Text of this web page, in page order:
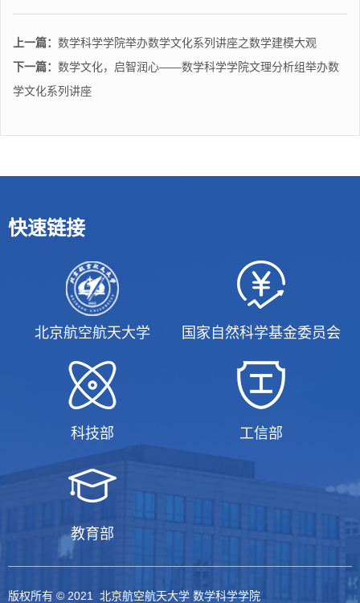
上一篇： 数学科学学院举办数学文化系列讲座之数学建模大观
下一篇： 数学文化，启智润心——数学科学学院文理分析组举办数
学文化系列讲座
快速链接
北京航空航天大学 国家自然科学基金委员会
科技部 工信部
教育部
版权所有 © 2021 北京航空航天大学 数学科学学院